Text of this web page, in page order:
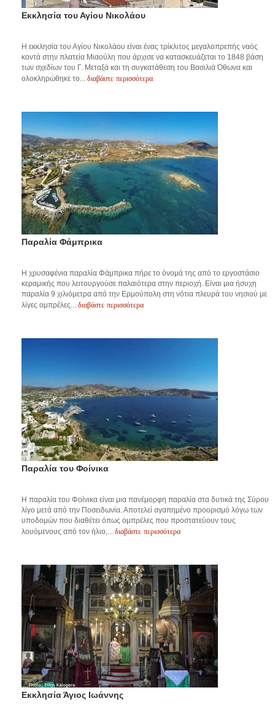
Εκκλησία του Αγίου Νικολάου
Η εκκλησία του Αγίου Νικολάου είναι ένας τρίκλιτος μεγαλοπρεπής ναός
κοντά στην πλατεία Μιαούλη που άρχισε να κατασκευάζεται το 1848 βάση
των σχεδίων του Γ. Μεταξά και τη συγκατάθεση του Βασιλιά Όθωνα και
ολοκληρώθηκε το... διαβάστε περισσότερα
Παραλία Φάμπρικα
Η χρυσαφένια παραλία Φάμπρικα πήρε το όνομά της από το εργοστάσιο
κεραμικής που λειτουργούσε παλαιότερα στην περιοχή. Είναι μια ήσυχη
παραλία 9 χιλιόμετρα από την Ερμούπολη στη νότια πλευρά του νησιού με
λίγες ομπρέλες... διαβάστε περισσότερα
Παραλία του Φοίνικα
Η παραλία του Φοίνικα είναι μια πανέμορφη παραλία στα δυτικά της Σύρου
λίγο μετά από την Ποσειδωνία. Αποτελεί αγαπημένο προορισμό λόγω των
υποδομών που διαθέτει όπως ομπρέλες που προστατεύουν τους
λουόμενους από τον ήλιο,... διαβάστε περισσότερα
Εκκλησία Άγιος Ιωάννης